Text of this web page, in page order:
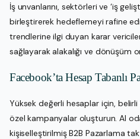
İş unvanlarını, sektörleri ve ‘iş
birleştirerek hedeflemeyi rafine
trendlerine ilgi duyan karar
sağlayarak alakalığı ve dönüşüm
Facebook’ta Hesap Tabanlı
Yüksek değerli hesaplar için, belirli
özel kampanyalar oluşturun. AI
kişiselleştirilmiş B2B Pazarlama